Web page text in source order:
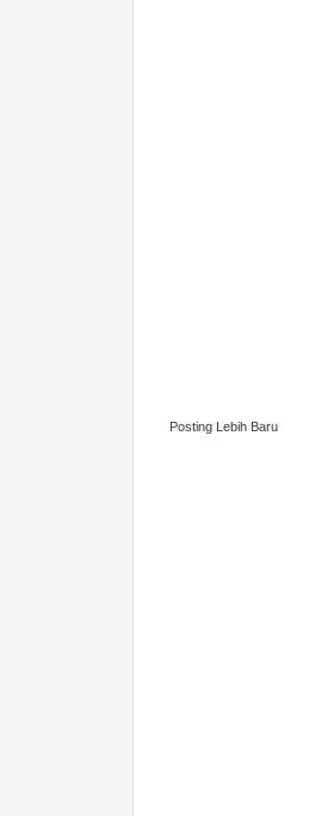
Posting Lebih Baru